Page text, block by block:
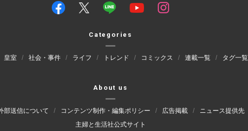
Categories
皇室 社会・事件 ライフ トレンド コミックス 連載一覧 タグ一覧
About us
部送信について コンテンツ制作・編集ポリシー 広告掲載 ニュース提供先
主婦と生活社公式サイト